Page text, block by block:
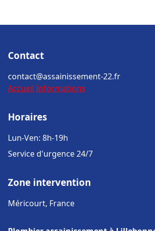
Contact
contact@assainissement-22.fr
Accueil Informations
Horaires
Lun-Ven: 8h-19h
Service d'urgence 24/7
Zone intervention
Méricourt, France